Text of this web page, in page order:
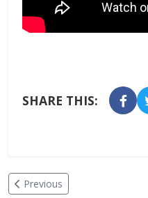
SHARE THIS:
Previous